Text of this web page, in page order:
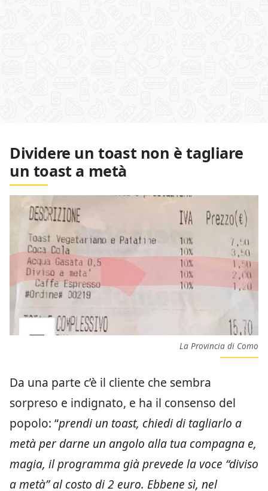
Dividere un toast non è tagliare
un toast a metà
La Provincia di Como
Da una parte c’è il cliente che sembra
sorpreso e indignato, e ha il consenso del
popolo: “prendi un toast, chiedi di tagliarlo a
metà per darne un angolo alla tua compagna e,
magia, il programma già prevede la voce “diviso
a metà” al costo di 2 euro. Ebbene sì, nel